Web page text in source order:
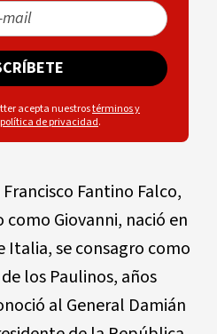
acepta nuestrostérminos y
política de privacidad.
Fantino Falco,
Giovanni, nació en
se consagro como
los Paulinos, años
al General Damián